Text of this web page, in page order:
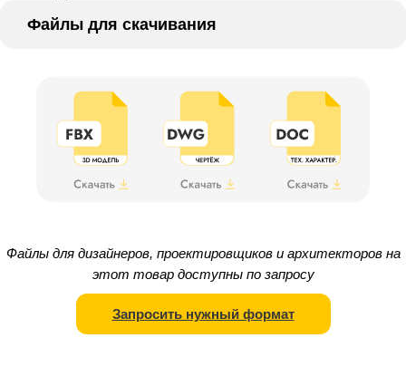
Файлы для скачивания
Файлы для дизайнеров, проектировщиков и архитекторов на
этот товар доступны по запросу
Запросить нужный формат